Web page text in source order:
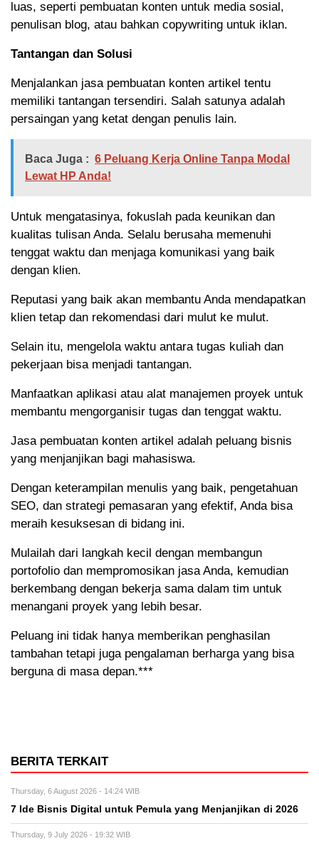
luas, seperti pembuatan konten untuk media sosial,
penulisan blog, atau bahkan copywriting untuk iklan.
Tantangan dan Solusi
Menjalankan jasa pembuatan konten artikel tentu
memiliki tantangan tersendiri. Salah satunya adalah
persaingan yang ketat dengan penulis lain.
Baca Juga : 6 Peluang Kerja Online Tanpa Modal
Lewat HP Anda!
Untuk mengatasinya, fokuslah pada keunikan dan
kualitas tulisan Anda. Selalu berusaha memenuhi
tenggat waktu dan menjaga komunikasi yang baik
dengan klien.
Reputasi yang baik akan membantu Anda mendapatkan
klien tetap dan rekomendasi dari mulut ke mulut.
Selain itu, mengelola waktu antara tugas kuliah dan
pekerjaan bisa menjadi tantangan.
Manfaatkan aplikasi atau alat manajemen proyek untuk
membantu mengorganisir tugas dan tenggat waktu.
Jasa pembuatan konten artikel adalah peluang bisnis
yang menjanjikan bagi mahasiswa.
Dengan keterampilan menulis yang baik, pengetahuan
SEO, dan strategi pemasaran yang efektif, Anda bisa
meraih kesuksesan di bidang ini.
Mulailah dari langkah kecil dengan membangun
portofolio dan mempromosikan jasa Anda, kemudian
berkembang dengan bekerja sama dalam tim untuk
menangani proyek yang lebih besar.
Peluang ini tidak hanya memberikan penghasilan
tambahan tetapi juga pengalaman berharga yang bisa
berguna di masa depan.***
BERITA TERKAIT
Thursday, 6 August 2026 - 14:24 WIB
7 Ide Bisnis Digital untuk Pemula yang Menjanjikan di 2026
Thursday, 9 July 2026 - 19:32 WIB